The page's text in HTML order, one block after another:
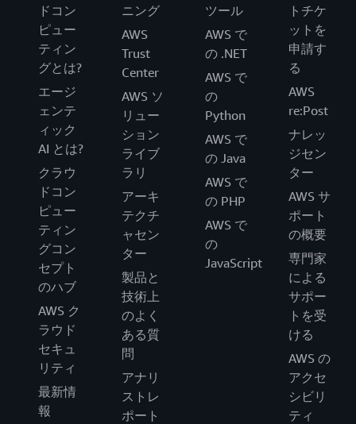
ドコン
ピュー
ティン
グとは?
エージ
ェンテ
ィック
AI とは?
クラウ
ドコン
ピュー
ティン
グコン
セプト
のハブ
AWS ク
ラウド
セキュ
リティ
最新情
報
ニング
AWS
Trust
Center
AWS ソ
リュー
ション
ライブ
ラリ
アーキ
テクチ
ャセン
ター
製品と
技術上
のよく
ある質
問
アナリ
ストレ
ポート
ツール
AWS で
の .NET
AWS で
の
Python
AWS で
の Java
AWS で
の PHP
AWS で
の
JavaScript
トチケ
ットを
申請す
る
AWS
re:Post
ナレッ
ジセン
ター
AWS サ
ポート
の概要
専門家
による
サポー
トを受
ける
AWS の
アクセ
シビリ
ティ